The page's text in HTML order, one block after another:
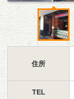
住所
TEL